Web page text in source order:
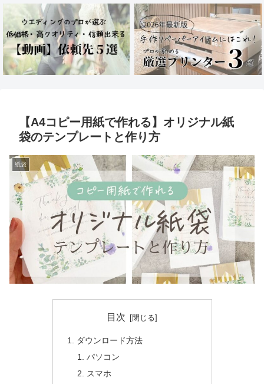
【A4コピー用紙で作れる】オリジナル紙
袋のテンプレートと作り方
紙袋
目次
ダウンロード方法
パソコン
スマホ